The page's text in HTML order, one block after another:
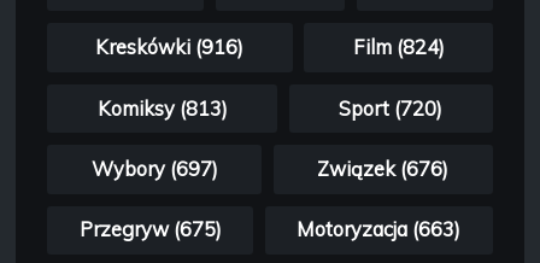
Kreskówki (916) Film (824)
Komiksy (813) Sport (720)
Wybory (697) Związek (676)
Przegryw (675) Motoryzacja (663)